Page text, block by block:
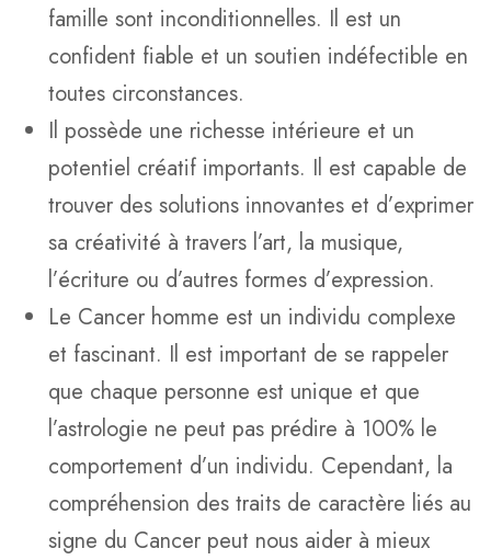
famille sont inconditionnelles. Il est un
confident fiable et un soutien indéfectible en
toutes circonstances.
Il possède une richesse intérieure et un
potentiel créatif importants. Il est capable de
trouver des solutions innovantes et d’exprimer
sa créativité à travers l’art, la musique,
l’écriture ou d’autres formes d’expression.
Le Cancer homme est un individu complexe
et fascinant. Il est important de se rappeler
que chaque personne est unique et que
l’astrologie ne peut pas prédire à 100% le
comportement d’un individu. Cependant, la
compréhension des traits de caractère liés au
signe du Cancer peut nous aider à mieux